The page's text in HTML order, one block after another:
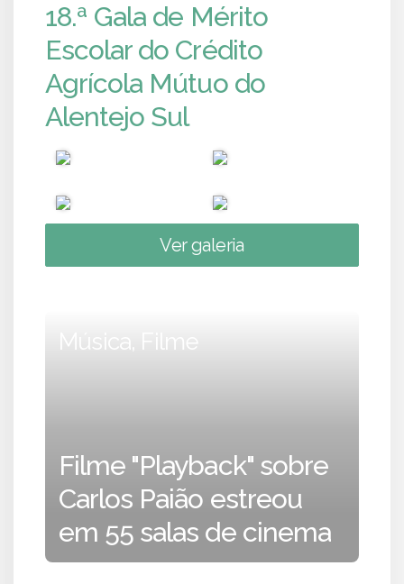
18.ª Gala de Mérito
Escolar do Crédito
Agrícola Mútuo do
Alentejo Sul
Ver galeria
Música, Filme
Filme "Playback" sobre
Carlos Paião estreou
em 55 salas de cinema